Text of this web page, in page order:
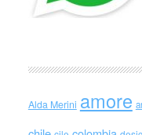
Alda Merini amore